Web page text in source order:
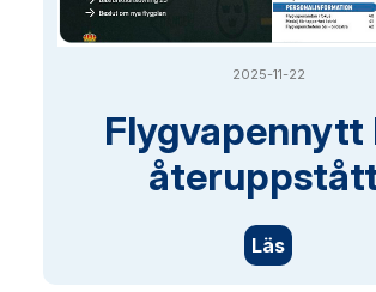
2025-11-22
Flygvapennytt
Läs